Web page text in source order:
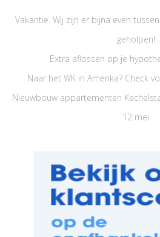
Vakantie. Wij zijn er bijna even
geholpen!
Extra aflossen op je
Naar het WK in Amerika? Check
Nieuwbouw appartementen
12 mei